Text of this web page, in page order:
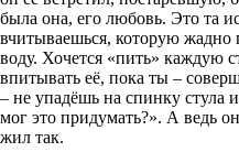
была она, его любовь. Это та
вчитываешься, которую жадно
воду. Хочется «пить» каждую
впитывать её, пока ты –
– не упадёшь на спинку стула
мог это придумать?». А ведь
жил так.